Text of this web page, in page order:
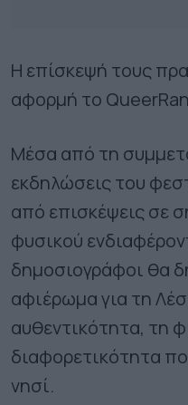
Η επίσκεψή τους
αφορμή το
Μέσα από τη
εκδηλώσεις του
από επισκέψεις σε
φυσικού
δημοσιογράφοι θα
αφιέρωμα για τη
αυθεντικότητα, τη
διαφορετικότητα
νησί.